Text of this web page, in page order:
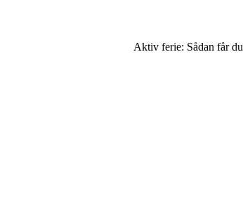
Aktiv ferie: Sådan får